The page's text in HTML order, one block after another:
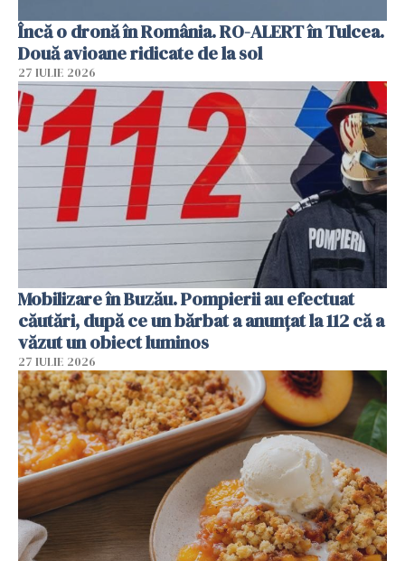
Încă o dronă în România. RO-ALERT în Tulcea.
Două avioane ridicate de la sol
27 IULIE 2026
Mobilizare în Buzău. Pompierii au efectuat
căutări, după ce un bărbat a anunțat la 112 că a
văzut un obiect luminos
27 IULIE 2026